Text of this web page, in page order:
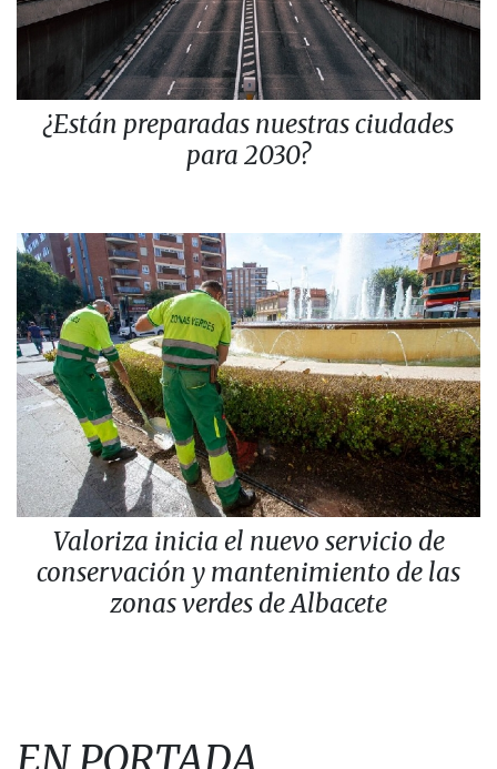
¿Están preparadas nuestras ciudades
para 2030?
Valoriza inicia el nuevo servicio de
conservación y mantenimiento de las
zonas verdes de Albacete